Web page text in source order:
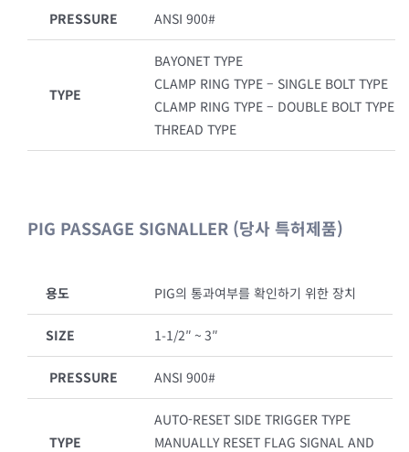
PRESSURE ANSI 900#
TYPE
BAYONET TYPE
CLAMP RING TYPE – SINGLE BOLT TYPE
CLAMP RING TYPE – DOUBLE BOLT TYPE
THREAD TYPE
PIG PASSAGE SIGNALLER (당사 특허제품)
용도 PIG의 통과여부를 확인하기 위한 장치
SIZE 1-1/2″ ~ 3″
PRESSURE ANSI 900#
TYPE
AUTO-RESET SIDE TRIGGER TYPE
MANUALLY RESET FLAG SIGNAL AND